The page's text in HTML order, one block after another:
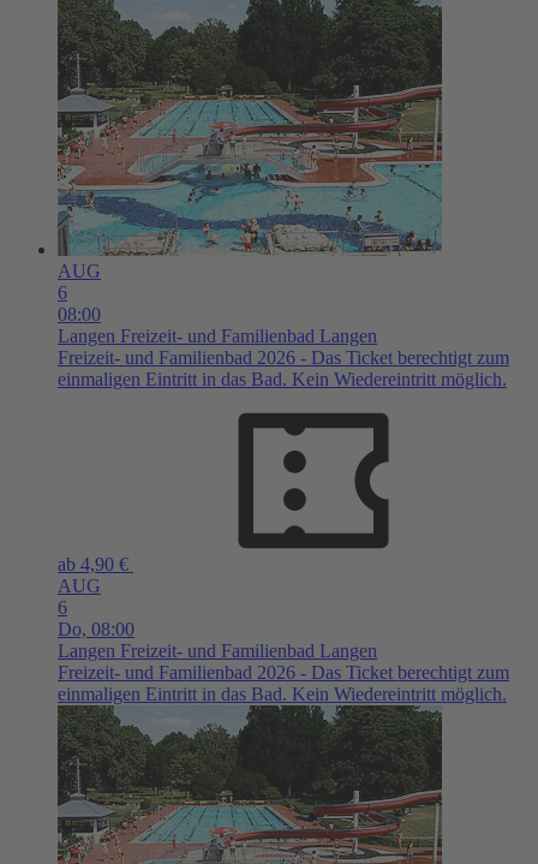
AUG
6
08:00
Langen Freizeit- und Familienbad Langen
Freizeit- und Familienbad 2026 - Das Ticket berechtigt zum
einmaligen Eintritt in das Bad. Kein Wiedereintritt möglich.
ab 4,90 €
AUG
6
Do, 08:00
Langen Freizeit- und Familienbad Langen
Freizeit- und Familienbad 2026 - Das Ticket berechtigt zum
einmaligen Eintritt in das Bad. Kein Wiedereintritt möglich.